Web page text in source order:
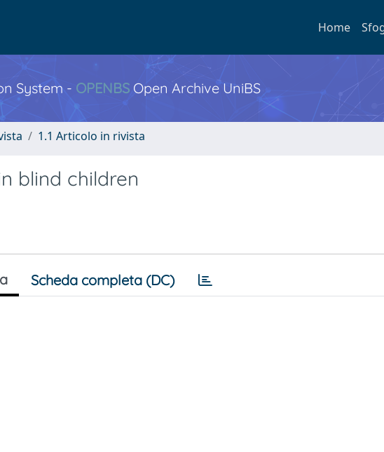
Home
System - OPENBS Open Archive UniBS
1.1 Articolo in rivista
blind children
Scheda completa (DC)